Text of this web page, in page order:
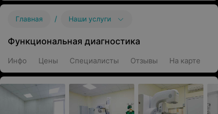
Главная / Наши услуги
Функциональная диагностика
Инфо Цены Специалисты Отзывы На карте